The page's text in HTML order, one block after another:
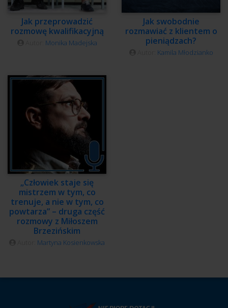
Jak przeprowadzić
rozmowę kwalifikacyjną
Monika Madejska
Jak swobodnie
rozmawiać z klientem o
pieniądzach?
Kamila Młodzianko
„Człowiek staje się
mistrzem w tym, co
trenuje, a nie w tym, co
powtarza” – druga część
rozmowy z Miłoszem
Brzezińskim
Martyna Kosienkowska